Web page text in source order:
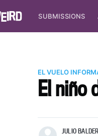
SUBMISSIONS
EL VUELO
El niño
JULIO